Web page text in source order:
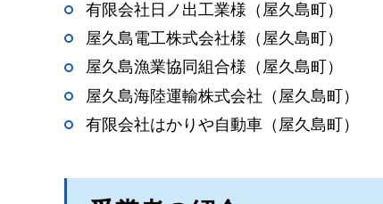
有限会社日ノ出工業様（屋久島町）
屋久島電工株式会社様（屋久島町）
屋久島漁業協同組合様（屋久島町）
屋久島海陸運輸株式会社（屋久島町）
有限会社はかりや自動車（屋久島町）